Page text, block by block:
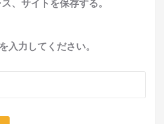
、サイトを保存する。
入力してください。